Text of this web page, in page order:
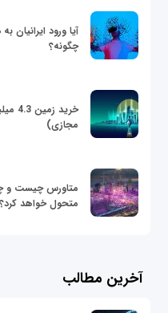
آیا ورود
چگونه؟
مجازی)
متاورس چیست و
متحول خواهد کرد؟
آخرین مطالب